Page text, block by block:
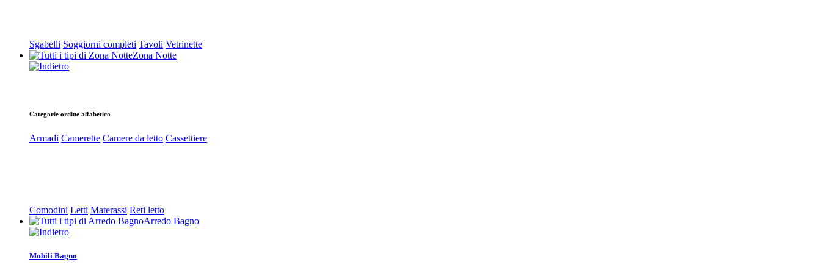
Sgabelli Soggiorni completi Tavoli Vetrinette
Zona Notte
Categorie ordine alfabetico
Armadi Camerette Camere da letto Cassettiere
Comodini Letti Materassi Reti letto
Arredo Bagno
Mobili Bagno